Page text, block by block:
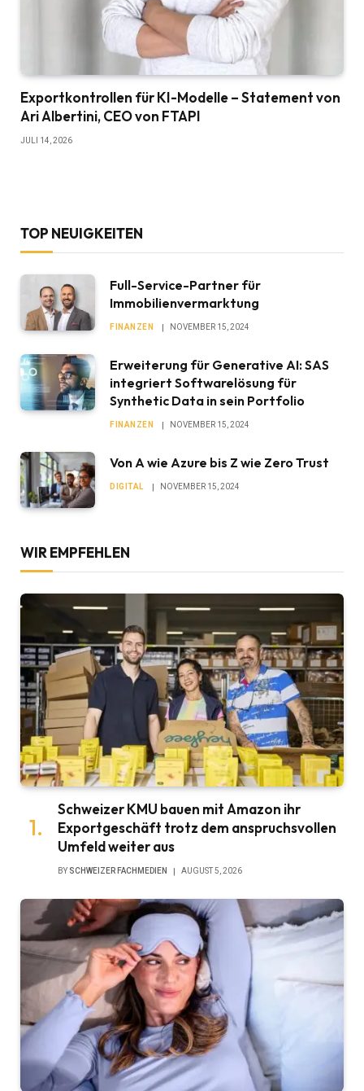
Exportkontrollen für KI-Modelle – Statement von
Ari Albertini, CEO von FTAPI
JULI 14, 2026
TOP NEUIGKEITEN
Full-Service-Partner für
Immobilienvermarktung
FINANZEN NOVEMBER 15, 2024
Erweiterung für Generative AI: SAS
integriert Softwarelösung für
Synthetic Data in sein Portfolio
FINANZEN NOVEMBER 15, 2024
Von A wie Azure bis Z wie Zero Trust
DIGITAL NOVEMBER 15, 2024
WIR EMPFEHLEN
Schweizer KMU bauen mit Amazon ihr
Exportgeschäft trotz dem anspruchsvollen
Umfeld weiter aus
BY SCHWEIZER FACHMEDIEN AUGUST 5, 2026